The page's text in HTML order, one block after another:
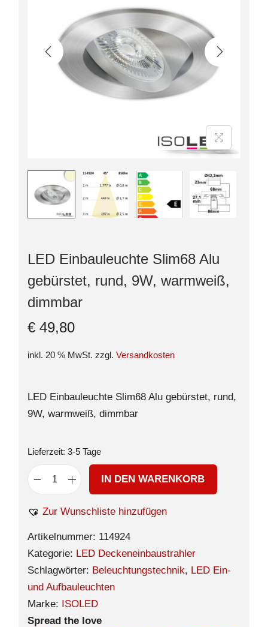
LED Einbauleuchte Slim68 Alu
gebürstet, rund, 9W, warmweiß,
dimmbar
€ 49,80
inkl. 20 % MwSt. zzgl. Versandkosten
LED Einbauleuchte Slim68 Alu gebürstet, rund,
9W, warmweiß, dimmbar
Lieferzeit: 3-5 Tage
IN DEN WARENKORB
Zur Wunschliste hinzufügen
Artikelnummer: 114924
Kategorie: LED Deckeneinbaustrahler
Schlagwörter: Beleuchtungstechnik, LED Ein-
und Aufbauleuchten
Marke: ISOLED
Spread the love